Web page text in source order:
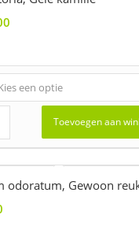
€126,00
Toevoegen aan
odoratum, Gewoon